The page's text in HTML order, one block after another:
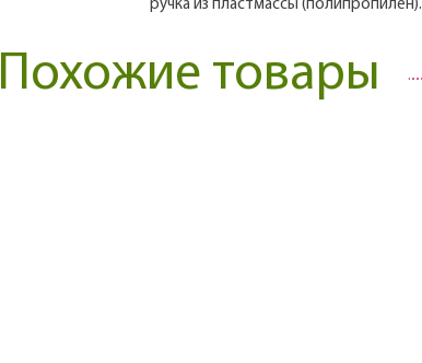
ручка из пластмассы (полипропилен).
Похожие товары